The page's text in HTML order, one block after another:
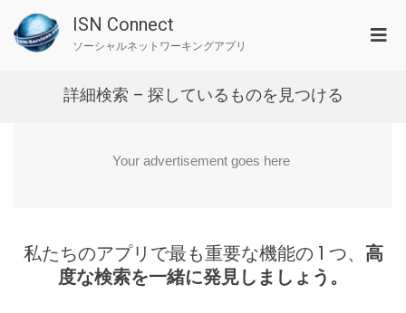
ISN Connect
ソーシャルネットワーキングアプリ
詳細検索 – 探しているものを見つける
私たちのアプリで最も重要な機能の 1 つ、 高
度な検索を一緒に発見しましょう。